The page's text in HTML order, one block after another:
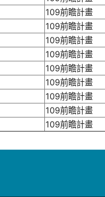
109前瞻計畫
109前瞻計畫
109前瞻計畫
109前瞻計畫
109前瞻計畫
109前瞻計畫
109前瞻計畫
109前瞻計畫
109前瞻計畫